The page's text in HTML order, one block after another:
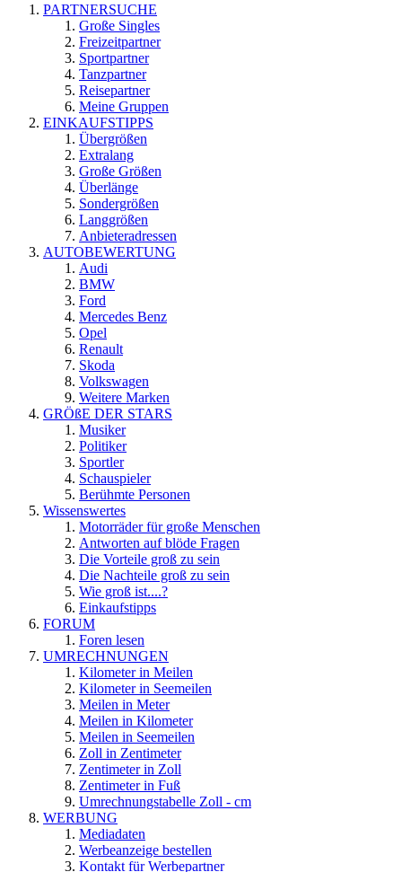
PARTNERSUCHE
Große Singles
Freizeitpartner
Sportpartner
Tanzpartner
Reisepartner
Meine Gruppen
EINKAUFSTIPPS
Übergrößen
Extralang
Große Größen
Überlänge
Sondergrößen
Langgrößen
Anbieteradressen
AUTOBEWERTUNG
Audi
BMW
Ford
Mercedes Benz
Opel
Renault
Skoda
Volkswagen
Weitere Marken
GRÖßE DER STARS
Musiker
Politiker
Sportler
Schauspieler
Berühmte Personen
Wissenswertes
Motorräder für große Menschen
Antworten auf blöde Fragen
Die Vorteile groß zu sein
Die Nachteile groß zu sein
Wie groß ist....?
Einkaufstipps
FORUM
Foren lesen
UMRECHNUNGEN
Kilometer in Meilen
Kilometer in Seemeilen
Meilen in Meter
Meilen in Kilometer
Meilen in Seemeilen
Zoll in Zentimeter
Zentimeter in Zoll
Zentimeter in Fuß
Umrechnungstabelle Zoll - cm
WERBUNG
Mediadaten
Werbeanzeige bestellen
Kontakt für Werbepartner